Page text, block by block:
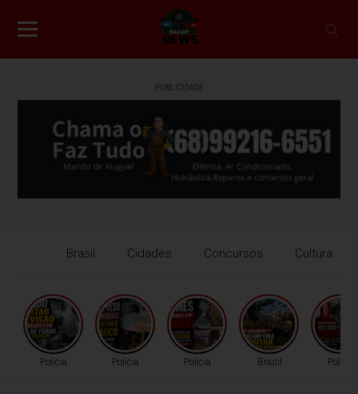
PUBLICIDADE
Brasil Cidades Concursos Cultura
Polícia Polícia Polícia Brasil Polícia